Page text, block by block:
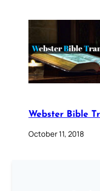
Webster Bible
October 11, 2018